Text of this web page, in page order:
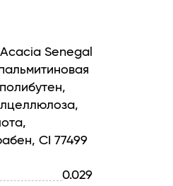
Senegal
CI 77499
0.029